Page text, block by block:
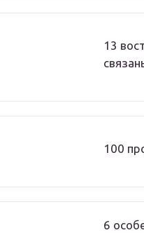
13
100
6